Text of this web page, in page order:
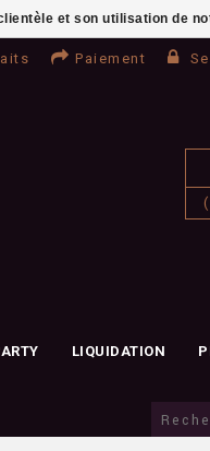
Paiement
LIQUIDATION
et son utilisation de